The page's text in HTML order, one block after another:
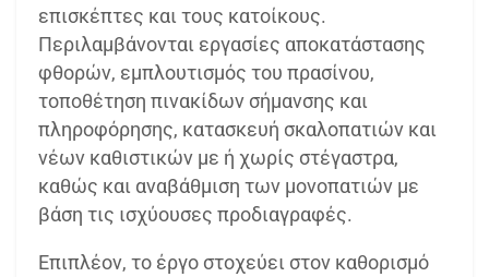
επισκέπτες και τους κατοίκους.
Περιλαμβάνονται εργασίες αποκατάστασης
φθορών, εμπλουτισμός του πρασίνου,
τοποθέτηση πινακίδων σήμανσης και
πληροφόρησης, κατασκευή σκαλοπατιών και
νέων καθιστικών με ή χωρίς στέγαστρα,
καθώς και αναβάθμιση των μονοπατιών με
βάση τις ισχύουσες προδιαγραφές.
Επιπλέον, το έργο στοχεύει στον καθορισμό